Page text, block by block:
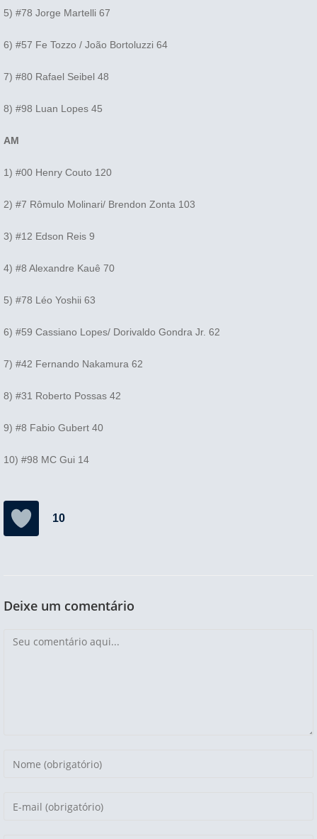
5) #78 Jorge Martelli 67
6) #57 Fe Tozzo / João Bortoluzzi 64
7) #80 Rafael Seibel 48
8) #98 Luan Lopes 45
AM
1) #00 Henry Couto 120
2) #7 Rômulo Molinari/ Brendon Zonta 103
3) #12 Edson Reis 9
4) #8 Alexandre Kauê 70
5) #78 Léo Yoshii 63
6) #59 Cassiano Lopes/ Dorivaldo Gondra Jr. 62
7) #42 Fernando Nakamura 62
8) #31 Roberto Possas 42
9) #8 Fabio Gubert 40
10) #98 MC Gui 14
10
Deixe um comentário